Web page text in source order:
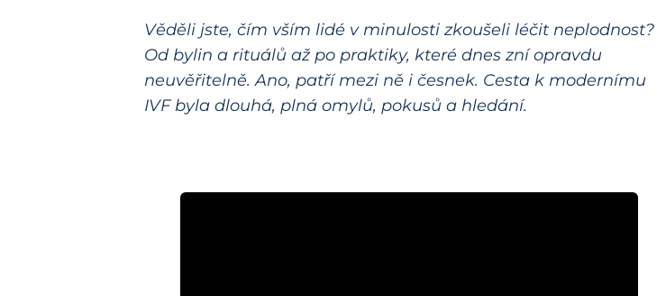
Věděli jste, čím vším lidé v minulosti zkoušeli léčit neplodnost?
Od bylin a rituálů až po praktiky, které dnes zní opravdu
neuvěřitelně. Ano, patří mezi ně i česnek. Cesta k modernímu
IVF byla dlouhá, plná omylů, pokusů a hledání.